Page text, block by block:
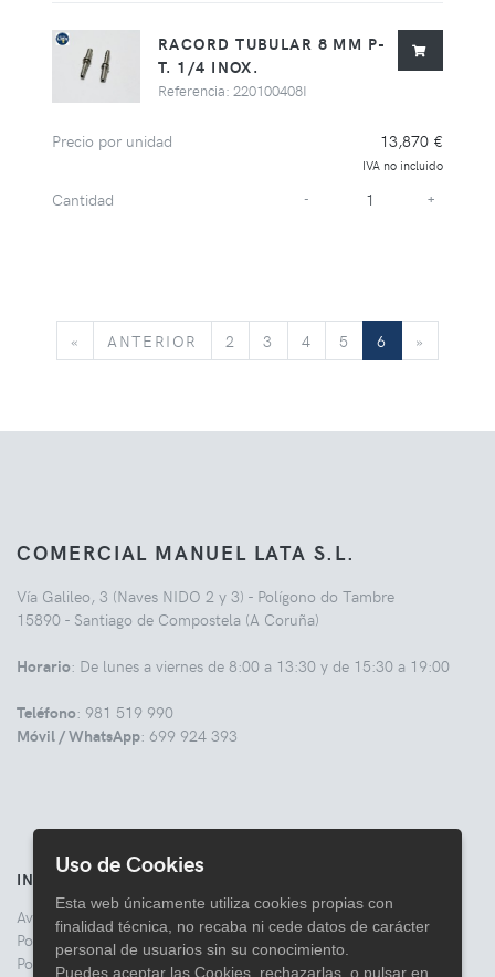
RACORD TUBULAR 8 MM P-
T. 1/4 INOX.
Referencia: 220100408I
Precio por unidad 13,870 €
IVA no incluido
Cantidad - +
« ANTERIOR ANTERIOR
2 3 4 5 6 »
COMERCIAL MANUEL LATA S.L.
Vía Galileo, 3 (Naves NIDO 2 y 3) - Polígono do Tambre
15890 - Santiago de Compostela (A Coruña)
Horario: De lunes a viernes de 8:00 a 13:30 y de 15:30 a 19:00
Teléfono: 981 519 990
Móvil / WhatsApp: 699 924 393
INFORMACIÓN
Aviso legal
Politica de Privacidad
Política de Cookies
Uso de Cookies
Esta web únicamente utiliza cookies propias con
finalidad técnica, no recaba ni cede datos de carácter
personal de usuarios sin su conocimiento.
Puedes aceptar las Cookies, rechazarlas, o pulsar en